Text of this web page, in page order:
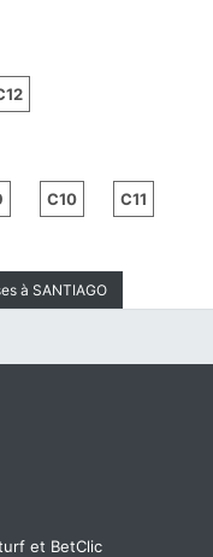
C10 C11
à SANTIAGO
et BetClic